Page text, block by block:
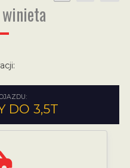
winieta
DO 3,5T